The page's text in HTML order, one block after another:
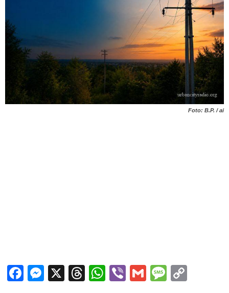
Foto: B.P. / ai
Facebook
Messenger
X Threads
WhatsApp
ViberGmail